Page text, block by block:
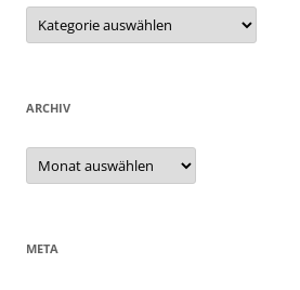
Kategorien
ARCHIV
Archiv
META